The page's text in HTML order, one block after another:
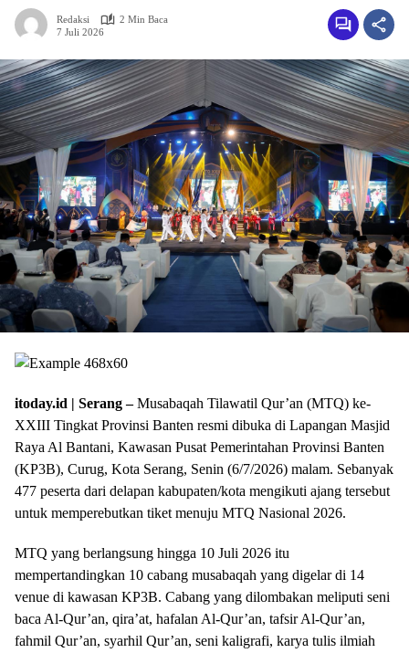
Redaksi
2 Min Baca
7 Juli 2026
itoday.id | Serang –Musabaqah Tilawatil Qur’an (MTQ) ke-
XXIII Tingkat Provinsi Banten resmi dibuka di Lapangan Masjid
Raya Al Bantani, Kawasan Pusat Pemerintahan Provinsi Banten
(KP3B), Curug, Kota Serang, Senin (6/7/2026) malam. Sebanyak
477 peserta dari delapan kabupaten/kota mengikuti ajang tersebut
untuk memperebutkan tiket menuju MTQ Nasional 2026.
MTQ yang berlangsung hingga 10 Juli 2026 itu
mempertandingkan 10 cabang musabaqah yang digelar di 14
venue di kawasan KP3B. Cabang yang dilombakan meliputi seni
baca Al-Qur’an, qira’at, hafalan Al-Qur’an, tafsir Al-Qur’an,
fahmil Qur’an, syarhil Qur’an, seni kaligrafi, karya tulis ilmiah